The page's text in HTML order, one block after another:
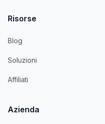
Risorse
Blog
Soluzioni
Affiliati
Azienda